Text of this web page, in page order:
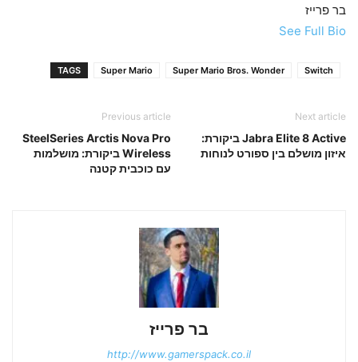
בר פרייז
See Full Bio
TAGS Super Mario Super Mario Bros. Wonder Switch
Previous article
SteelSeries Arctis Nova Pro
Wireless ביקורת: מושלמות
עם כוכבית קטנה
Next article
Jabra Elite 8 Active ביקורת:
איזון מושלם בין ספורט לנוחות
בר פרייז
http://www.gamerspack.co.il